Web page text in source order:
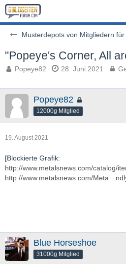
Musterdepots von Mitgliedern
"Popeye's Corner, All
Popeye82 28. Juni 2021
Popeye82
12000g Mitglied
19. August 2021
[Blockierte Grafik:
http://www.metalsnews.com/catalog/
http://www.metalsnews.com/
Blue Horseshoe
31000g Mitglied